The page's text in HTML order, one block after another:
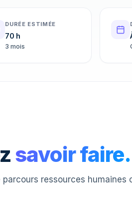
DURÉE ESTIMÉE
70 h
3 mois
savoir faire.
ressources humaines